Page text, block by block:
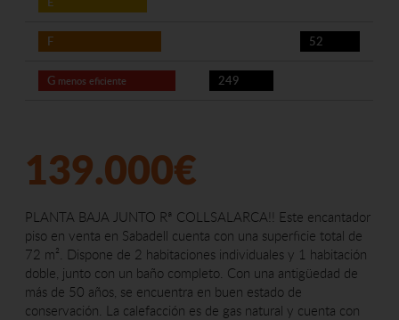
F 52
G menos eficiente 249
139.000€
PLANTA BAJA JUNTO Rª COLLSALARCA!! Este encantador
piso en venta en Sabadell cuenta con una superficie total de
72 m². Dispone de 2 habitaciones individuales y 1 habitación
doble, junto con un baño completo. Con una antigüedad de
más de 50 años, se encuentra en buen estado de
conservación. La calefacción es de gas natural y cuenta con